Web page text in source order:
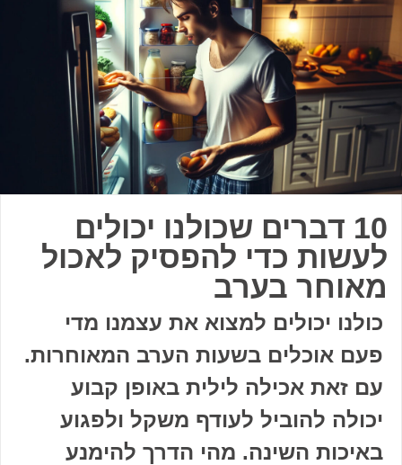
10 דברים שכולנו יכולים
לעשות כדי להפסיק לאכול
מאוחר בערב
כולנו יכולים למצוא את עצמנו מדי
פעם אוכלים בשעות הערב המאוחרות.
עם זאת אכילה לילית באופן קבוע
יכולה להוביל לעודף משקל ולפגוע
באיכות השינה. מהי הדרך להימנע